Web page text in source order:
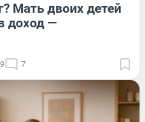
Мать двоих детей
доход —
7